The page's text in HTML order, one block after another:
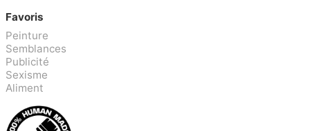
Favoris
Peinture
Semblances
Publicité
Sexisme
Aliment